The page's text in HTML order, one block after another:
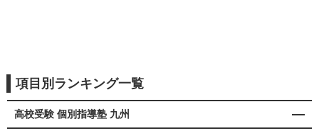
項目別ランキング一覧
高校受験 個別指導塾 九州